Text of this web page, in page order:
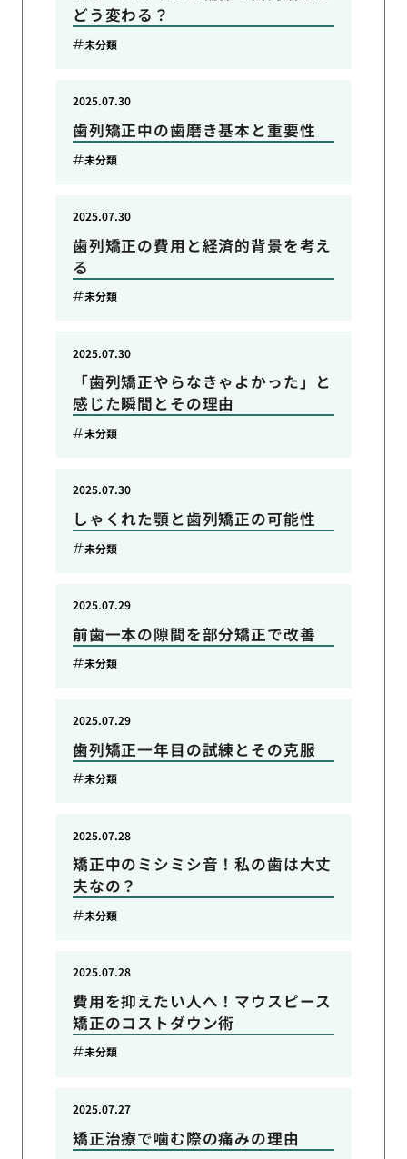
どう変わる？
未分類
歯列矯正中の歯磨き基本と重要性
2025.07.30
未分類
歯列矯正の費用と経済的背景を考え
る
2025.07.30
未分類
「歯列矯正やらなきゃよかった」と
感じた瞬間とその理由
2025.07.30
未分類
しゃくれた顎と歯列矯正の可能性
2025.07.30
未分類
前歯一本の隙間を部分矯正で改善
2025.07.29
未分類
歯列矯正一年目の試練とその克服
2025.07.29
未分類
矯正中のミシミシ音！私の歯は大丈
夫なの？
2025.07.28
未分類
費用を抑えたい人へ！マウスピース
矯正のコストダウン術
2025.07.28
未分類
矯正治療で噛む際の痛みの理由
2025.07.27